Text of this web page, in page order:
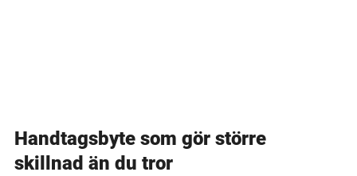
Handtagsbyte som gör större
skillnad än du tror